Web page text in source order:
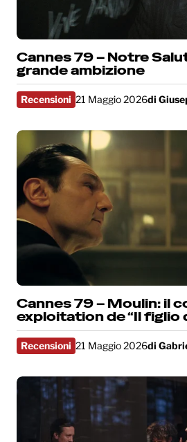
Cannes 79 – Notre
grande ambizione
Recensioni 21 Maggio 2026di
Cannes 79 – Moulin: il
exploitation de “Il figlio
Recensioni 21 Maggio 2026di